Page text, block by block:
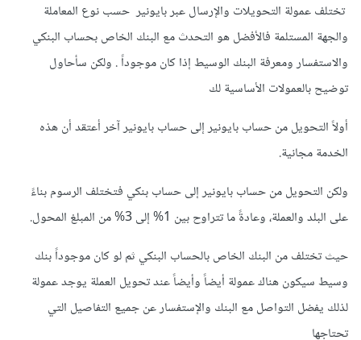
تختلف عمولة التحويلات والإرسال عبر بايونير حسب نوع المعاملة
والجهة المستلمة فالأفضل هو التحدث مع البنك الخاص بحساب البنكي
والاستفسار ومعرفة البنك الوسيط إذا كان موجوداً . ولكن سأحاول
توضيح بالعمولات الأساسية لك
أولاً التحويل من حساب بايونير إلى حساب بايونير آخر أعتقد أن هذه
الخدمة مجانية.
ولكن التحويل من حساب بايونير إلى حساب بنكي فتختلف الرسوم بناءً
على البلد والعملة، وعادةً ما تتراوح بين 1% إلى 3% من المبلغ المحول.
حيث تختلف من البنك الخاص بالحساب البنكي ثم لو كان موجوداً بنك
وسيط سيكون هناك عمولة أيضاً وأيضاً عند تحويل العملة يوجد عمولة
لذلك يفضل التواصل مع البنك والإستفسار عن جميع التفاصيل التي
تحتاجها